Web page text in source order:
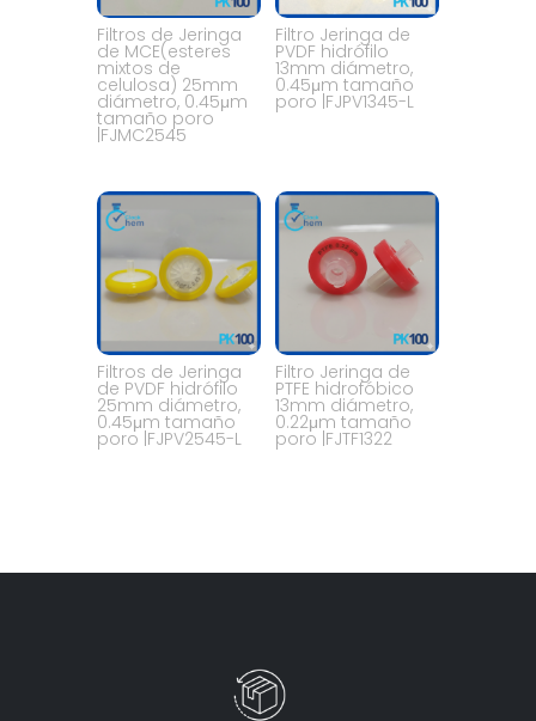
Filtros de Jeringa
de MCE(esteres
mixtos de
celulosa) 25mm
diámetro, 0.45μm
tamaño poro
|FJMC2545
Filtro Jeringa de
PVDF hidrófilo
13mm diámetro,
0.45μm tamaño
poro |FJPV1345-L
Filtros de Jeringa
de PVDF hidrófilo
25mm diámetro,
0.45μm tamaño
poro |FJPV2545-L
Filtro Jeringa de
PTFE hidrofóbico
13mm diámetro,
0.22μm tamaño
poro |FJTF1322